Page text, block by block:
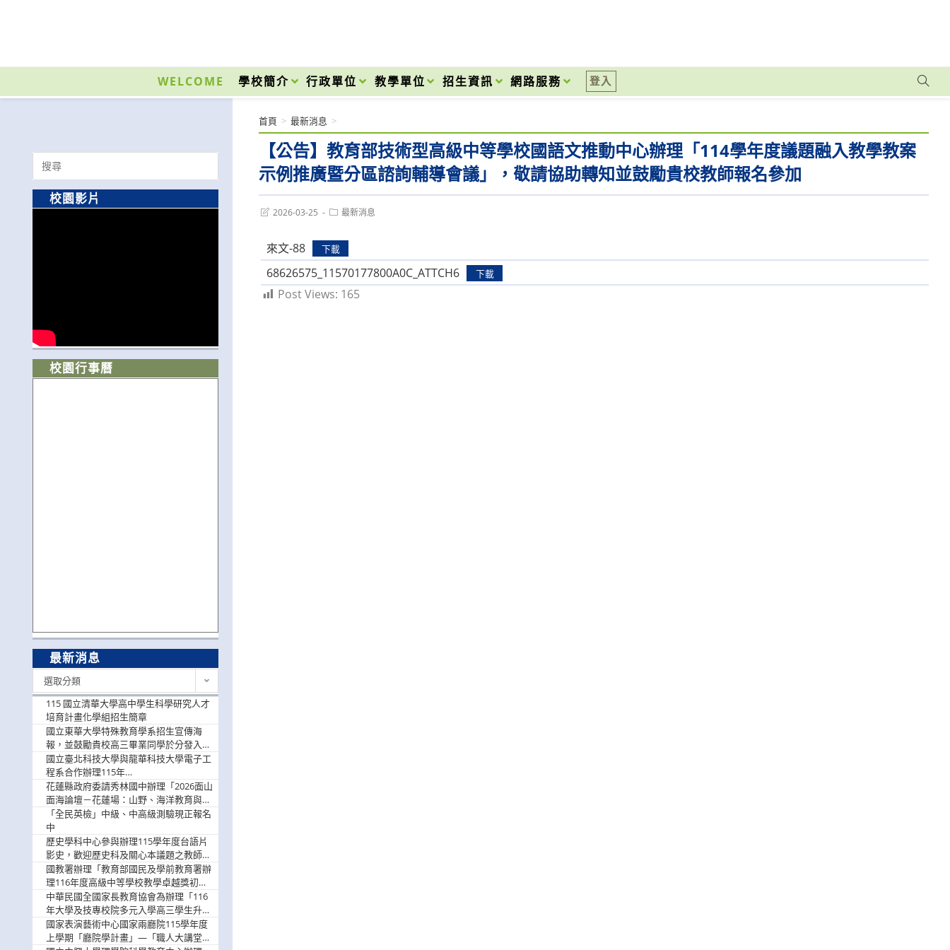
內
WELCOME 學校簡介 行政單位 教學單位 招生資訊 網路服務 登入
【公告】教育部技術型高級中等學校國語文推動中心辦理「114學年度議題融入教學教案
示例推廣暨分區諮詢輔導會議」，敬請協助轉知並鼓勵貴校教師報名參加
首頁 > 最新消息 >
Post2026-03-25
Post最新消息
來文-88 下載
68626575_11570177800A0C_ATTCH6 下載
Post Views: 165
Search
for:
校園影片
校園行事曆
最新消息
選取分類
115 國立清華大學高中學生科學研究人才
培育計畫化學組招生簡章
國立東華大學特殊教育學系招生宣傳海
報，並鼓勵貴校高三畢業同學於分發入學
階段踴躍選填。
國立臺北科技大學與龍華科技大學電子工
程系合作辦理115年
「115.08.10~08.12「AI賦能應用於智慧半
導體研習營」，歡迎學生踴躍報名參加
花蓮縣政府委請秀林國中辦理「2026面山
面海論壇－花蓮場：山野、海洋教育與戶
外安全實務課程」，歡迎踴躍報名參加
「全民英檢」中級、中高級測驗現正報名
中
歷史學科中心參與辦理115學年度台語片
影史，歡迎歷史科及關心本議題之教師踴
躍報名參加
國教署辦理「教育部國民及學前教育署辦
理116年度高級中等學校教學卓越獎初選
實施計畫」，鼓勵教師踴躍報名
中華民國全國家長教育協會為辦理「116
年大學及技專校院多元入學高三學生升學
輔導家長說明會」
國家表演藝術中心國家兩廳院115學年度
上學期「廳院學計畫」—「職人大講堂」